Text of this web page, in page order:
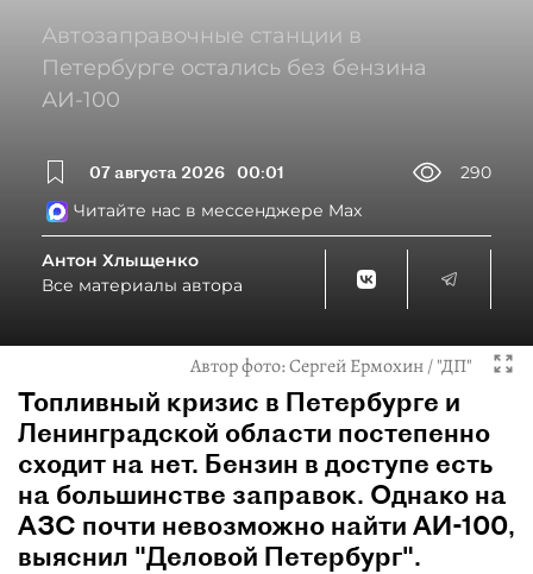
Автозаправочные станции в
Петербурге остались без бензина
АИ-100
07 августа 2026 00:01
290
Читайте нас в мессенджере Max
Антон Хлыщенко
Все материалы автора
Автор фото:Сергей Ермохин / "ДП"
Топливный кризис в Петербурге и
Ленинградской области постепенно
сходит на нет. Бензин в доступе есть
на большинстве заправок. Однако на
АЗС почти невозможно найти АИ-100,
выяснил "Деловой Петербург".